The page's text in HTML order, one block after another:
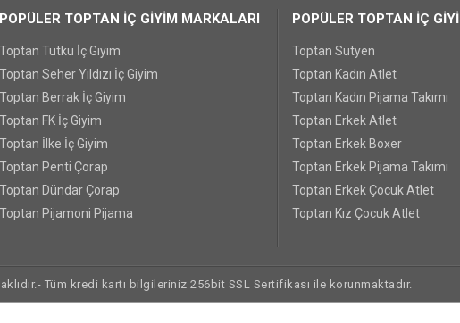
POPÜLER TOPTAN İÇ GİYİM MARKALARI
Toptan Tutku İç Giyim
Toptan Seher Yıldızı İç Giyim
Toptan Berrak İç Giyim
Toptan FK İç Giyim
Toptan İlke İç Giyim
Toptan Penti Çorap
Toptan Dündar Çorap
Toptan Pijamoni Pijama
POPÜLER TOPTAN İÇ
Toptan Sütyen
Toptan Kadın Atlet
Toptan Kadın Pijama Takımı
Toptan Erkek Atlet
Toptan Erkek Boxer
Toptan Erkek Pijama Takımı
Toptan Erkek Çocuk Atlet
Toptan Kız Çocuk Atlet
Tüm kredi kartı bilgileriniz 256bit SSL Sertifikası ile korunmaktadır.